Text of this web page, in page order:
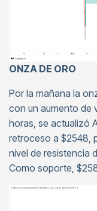
ONZA DE ORO
Por la mañana la
con un aumento de
horas, se actualizó
retroceso a $2548,
nivel de resistencia
Como soporte,